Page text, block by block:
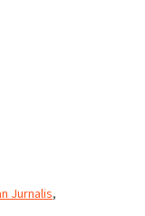
Jurnalis,